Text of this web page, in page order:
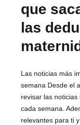
que
las
Las noticias más
semana Desde el
revisar las
cada semana.
relevantes para ti